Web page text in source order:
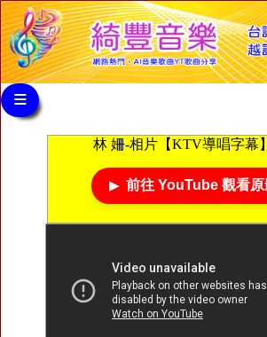
≡
林 姍-相片【KTV導唱字幕
前往 YouTube 觀看原